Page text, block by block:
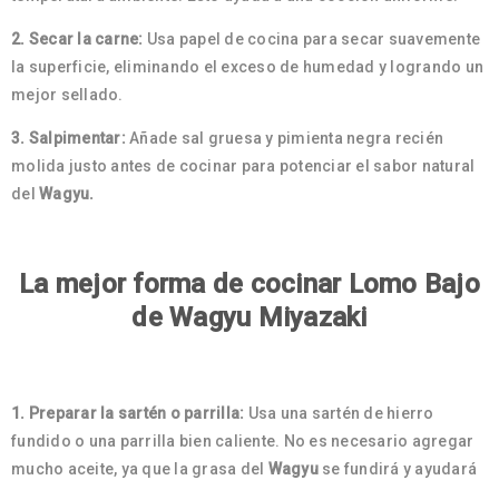
2. Secar la carne: Usa papel de cocina para secar suavemente
la superficie, eliminando el exceso de humedad y logrando un
mejor sellado.
3. Salpimentar: Añade sal gruesa y pimienta negra recién
molida justo antes de cocinar para potenciar el sabor natural
del Wagyu.
La mejor forma de cocinar Lomo Bajo
de Wagyu Miyazaki
1. Preparar la sartén o parrilla: Usa una sartén de hierro
fundido o una parrilla bien caliente. No es necesario agregar
mucho aceite, ya que la grasa del Wagyuse fundirá y ayudará